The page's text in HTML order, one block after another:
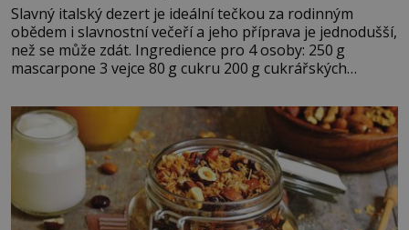
Slavný italský dezert je ideální tečkou za rodinným
obědem i slavnostní večeří a jeho příprava je jednodušší,
než se může zdát. Ingredience pro 4 osoby: 250 g
mascarpone 3 vejce 80 g cukru 200 g cukrářských
posypání Postup: Oddělte žloutky od bílků. Žloutky
vyšlehejte s cukrem do světlé pěny a postupně do nich
vmíchejte mascarpone, aby vznikl hladký